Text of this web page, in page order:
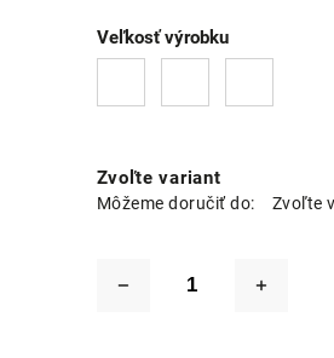
Zvoľte variant
Môžeme doručiť do: Zvoľte
Veľkosť výrobku